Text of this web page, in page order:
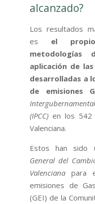
alcanzado?
Los resultados
es el
metodologías
aplicación de
desarrolladas a
de emisiones
(IPCC) en los 542
Valenciana.
Estos han sido
General del
Valenciana para
emisiones de
(GEI) de la